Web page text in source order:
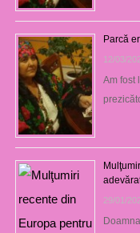
Parcă
12/03/
Am fost
29/01/